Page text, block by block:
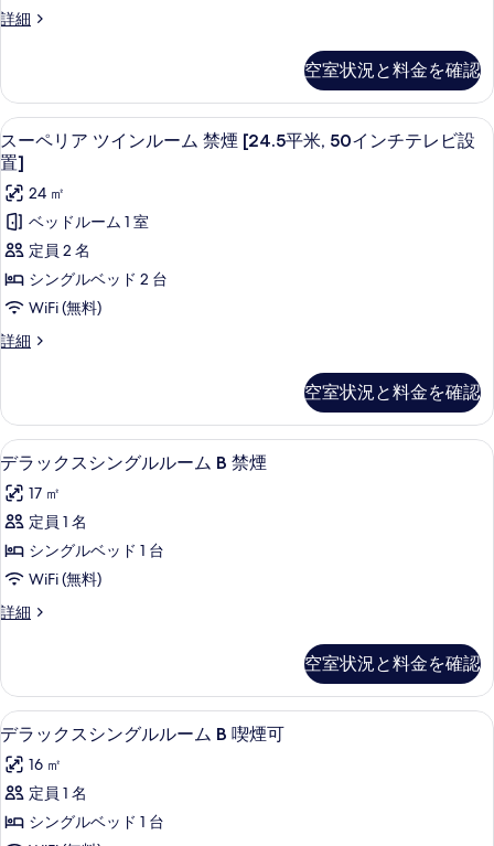
の
て
の
写
真
を
表
示
す
る
煙
セ
ダ
ブ
ル
ル
ー
ム
禁
煙
の
す
の
写
真
を
表
示
す
詳細
ス
ー
ド
セ
ミ
ダ
ブ
ル
ル
ー
ム
煙
の
詳
空室状況と料金を確認
ス
ー
ペ
リ
ア
ツ
イ
ン
ム
禁
煙
[24.5
平
米,
50
イ
テ
レ
ビ
設
置]
の
デスク、遮光カーテン、WiFi (無料)
22
スーペリア ツインルーム 禁煙 [24.5平米, 50インチテレビ設
置]
24 ㎡
ベッドルーム 1 室
定員 2 名
シングルベッド 2 台
WiFi (無料)
詳細
ス
ア
ツ
イ
ル
ー
禁
煙
平
ン
チ
テ
レ
ビ
設
置]
空室状況と料金を確認
デ
ラ
ッ
ク
ス
ン
ル
ル
ー
ム
B
禁
デスク、遮光カーテン、WiFi (無料)
24
デラックスシングルルーム B 禁煙
17 ㎡
定員 1 名
シングルベッド 1 台
WiFi (無料)
詳細
デ
ス
シ
ン
ル
ル
ム
空室状況と料金を確認
デ
ラ
ッ
ク
ス
デスク、遮光カーテン、WiFi (無料)
24
デラックスシングルルーム B 喫煙可
16 ㎡
定員 1 名
シングルベッド 1 台